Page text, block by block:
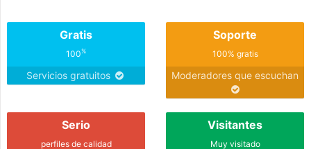
Gratis
100%
Servicios gratuitos
Soporte
100% gratis
Moderadores que escuchan
Serio
perfiles de calidad
Visitantes
Muy visitado